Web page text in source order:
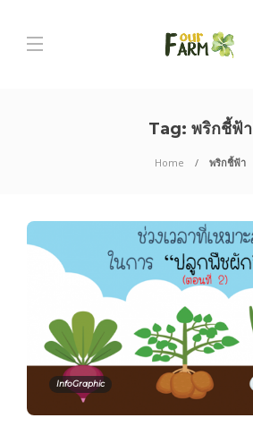
Tag: พริกชี้ฟ้า
Home พริกชี้ฟ้า
InfoGraphic